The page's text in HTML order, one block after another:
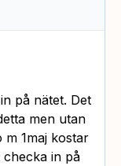
på nätet. Det
men utan
m 1maj kostar
in på